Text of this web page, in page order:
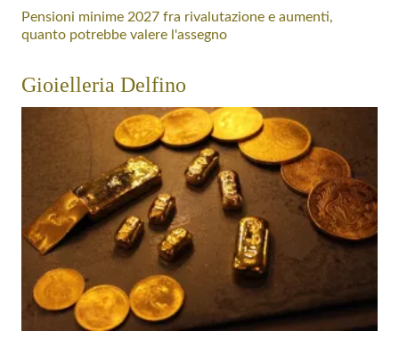
Pensioni minime 2027 fra rivalutazione e aumenti,
quanto potrebbe valere l'assegno
Gioielleria Delfino